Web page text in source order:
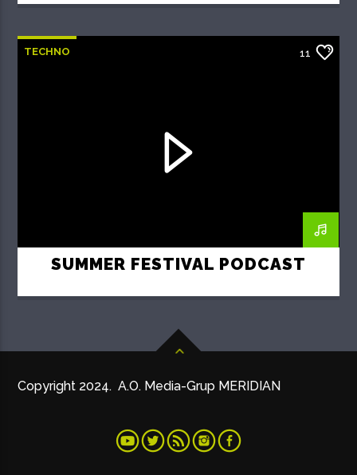
TECHNO 11
SUMMER FESTIVAL PODCAST
Copyright 2024. A.O. Media-Grup MERIDIAN